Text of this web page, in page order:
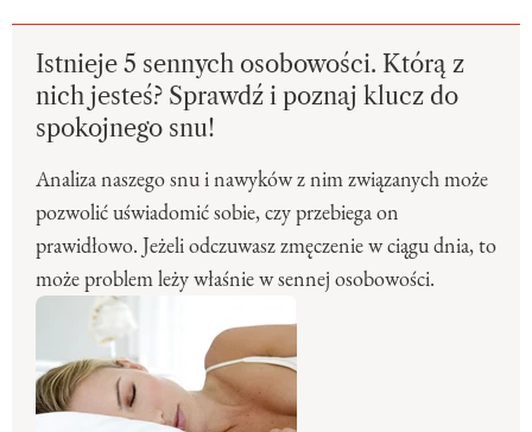
Istnieje 5 sennych osobowości. Którą z
nich jesteś? Sprawdź i poznaj klucz do
spokojnego snu!
Analiza naszego snu i nawyków z nim związanych może
pozwolić uświadomić sobie, czy przebiega on
prawidłowo. Jeżeli odczuwasz zmęczenie w ciągu dnia, to
może problem leży właśnie w sennej osobowości.